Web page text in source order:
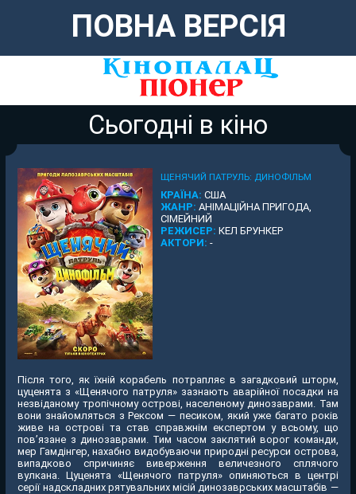
ПОВНА ВЕРСІЯ
Сьогодні в кіно
ЩЕНЯЧИЙ ПАТРУЛЬ: ДИНОФІЛЬМ
КРАЇНА: США
ЖАНР: АНІМАЦІЙНА ПРИГОДА,
СІМЕЙНИЙ
РЕЖИСЕР: КЕЛ БРУНКЕР
АКТОРИ: -
Після того, як їхній корабель потрапляє в загадковий шторм,
цуценята з «Щенячого патруля» зазнають аварійної посадки на
незвіданому тропічному острові, населеному динозаврами. Там
вони знайомляться з Рексом — песиком, який уже багато років
живе на острові та став справжнім експертом у всьому, що
пов’язане з динозаврами. Тим часом заклятий ворог команди,
мер Гамдінгер, нахабно видобуваючи природні ресурси острова,
випадково спричиняє виверження величезного сплячого
вулкана. Цуценята «Щенячого патруля» опиняються в центрі
серії надскладних рятувальних місій динозаврських масштабів —